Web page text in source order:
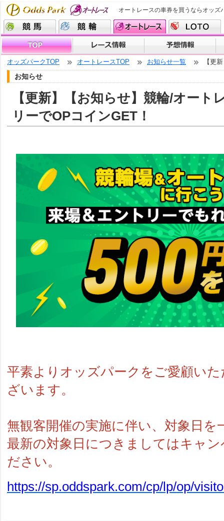
オートレースの車券を買うならオッズ
オッズパークTOP オートレースTOP お知らせ一覧 【更
お知らせ
【更新】【お知らせ】競輪/オート
リーでOPコインGET！
平素よりオッズパークをご愛顧い
ざいます。
無観客開催の実施に伴い、対象日
最新の対象日につきましてはキャ
ださい。
https://sp.oddspark.com/cp/lp/op/